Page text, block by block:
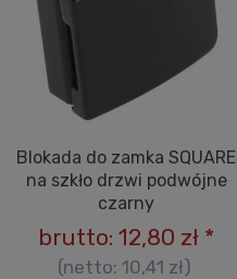
Blokada do zamka SQUARE
na szkło drzwi podwójne
czarny
brutto: 12,80 zł *
(netto: 10,41 zł)